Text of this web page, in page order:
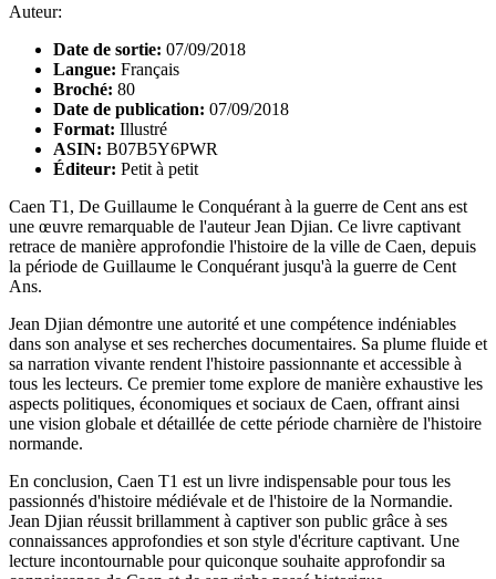
Auteur:
Date de sortie: 07/09/2018
Langue: Français
Broché: 80
Date de publication: 07/09/2018
Format: Illustré
ASIN: B07B5Y6PWR
Éditeur: Petit à petit
Caen T1, De Guillaume le Conquérant à la guerre de Cent ans est
une œuvre remarquable de l'auteur Jean Djian. Ce livre captivant
retrace de manière approfondie l'histoire de la ville de Caen, depuis
la période de Guillaume le Conquérant jusqu'à la guerre de Cent
Ans.
Jean Djian démontre une autorité et une compétence indéniables
dans son analyse et ses recherches documentaires. Sa plume fluide et
sa narration vivante rendent l'histoire passionnante et accessible à
tous les lecteurs. Ce premier tome explore de manière exhaustive les
aspects politiques, économiques et sociaux de Caen, offrant ainsi
une vision globale et détaillée de cette période charnière de l'histoire
normande.
En conclusion, Caen T1 est un livre indispensable pour tous les
passionnés d'histoire médiévale et de l'histoire de la Normandie.
Jean Djian réussit brillamment à captiver son public grâce à ses
connaissances approfondies et son style d'écriture captivant. Une
lecture incontournable pour quiconque souhaite approfondir sa